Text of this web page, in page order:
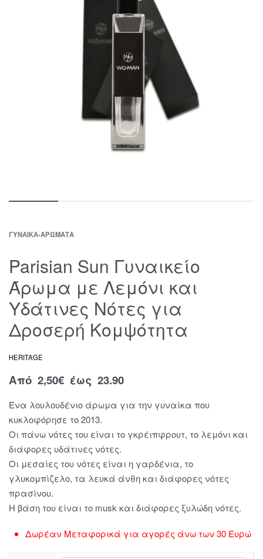
ΓΥΝΑΊΚΑ›ΑΡΏΜΑΤΑ
Parisian Sun Γυναικείο
Άρωμα με Λεμόνι και
Υδάτινες Νότες για
Δροσερή Κομψότητα
HERITAGE
Από 2,50€ έως 23.90
Ένα λουλουδένιο άρωμα για την γυναίκα που
κυκλοφόρησε το 2013.
Οι πάνω νότες του είναι το γκρέιπφρουτ, το λεμόνι και
διάφορες υδάτινες νότες.
Οι μεσαίες του νότες είναι η γαρδένια, το
γλυκομπίζελο, τα λευκά άνθη και διάφορες νότες
πρασίνου.
Η βάση του είναι το musk και διάφορες ξυλώδη νότες.
Δωρέαν Μεταφορικά για αγορές άνω των 30 Ευρώ